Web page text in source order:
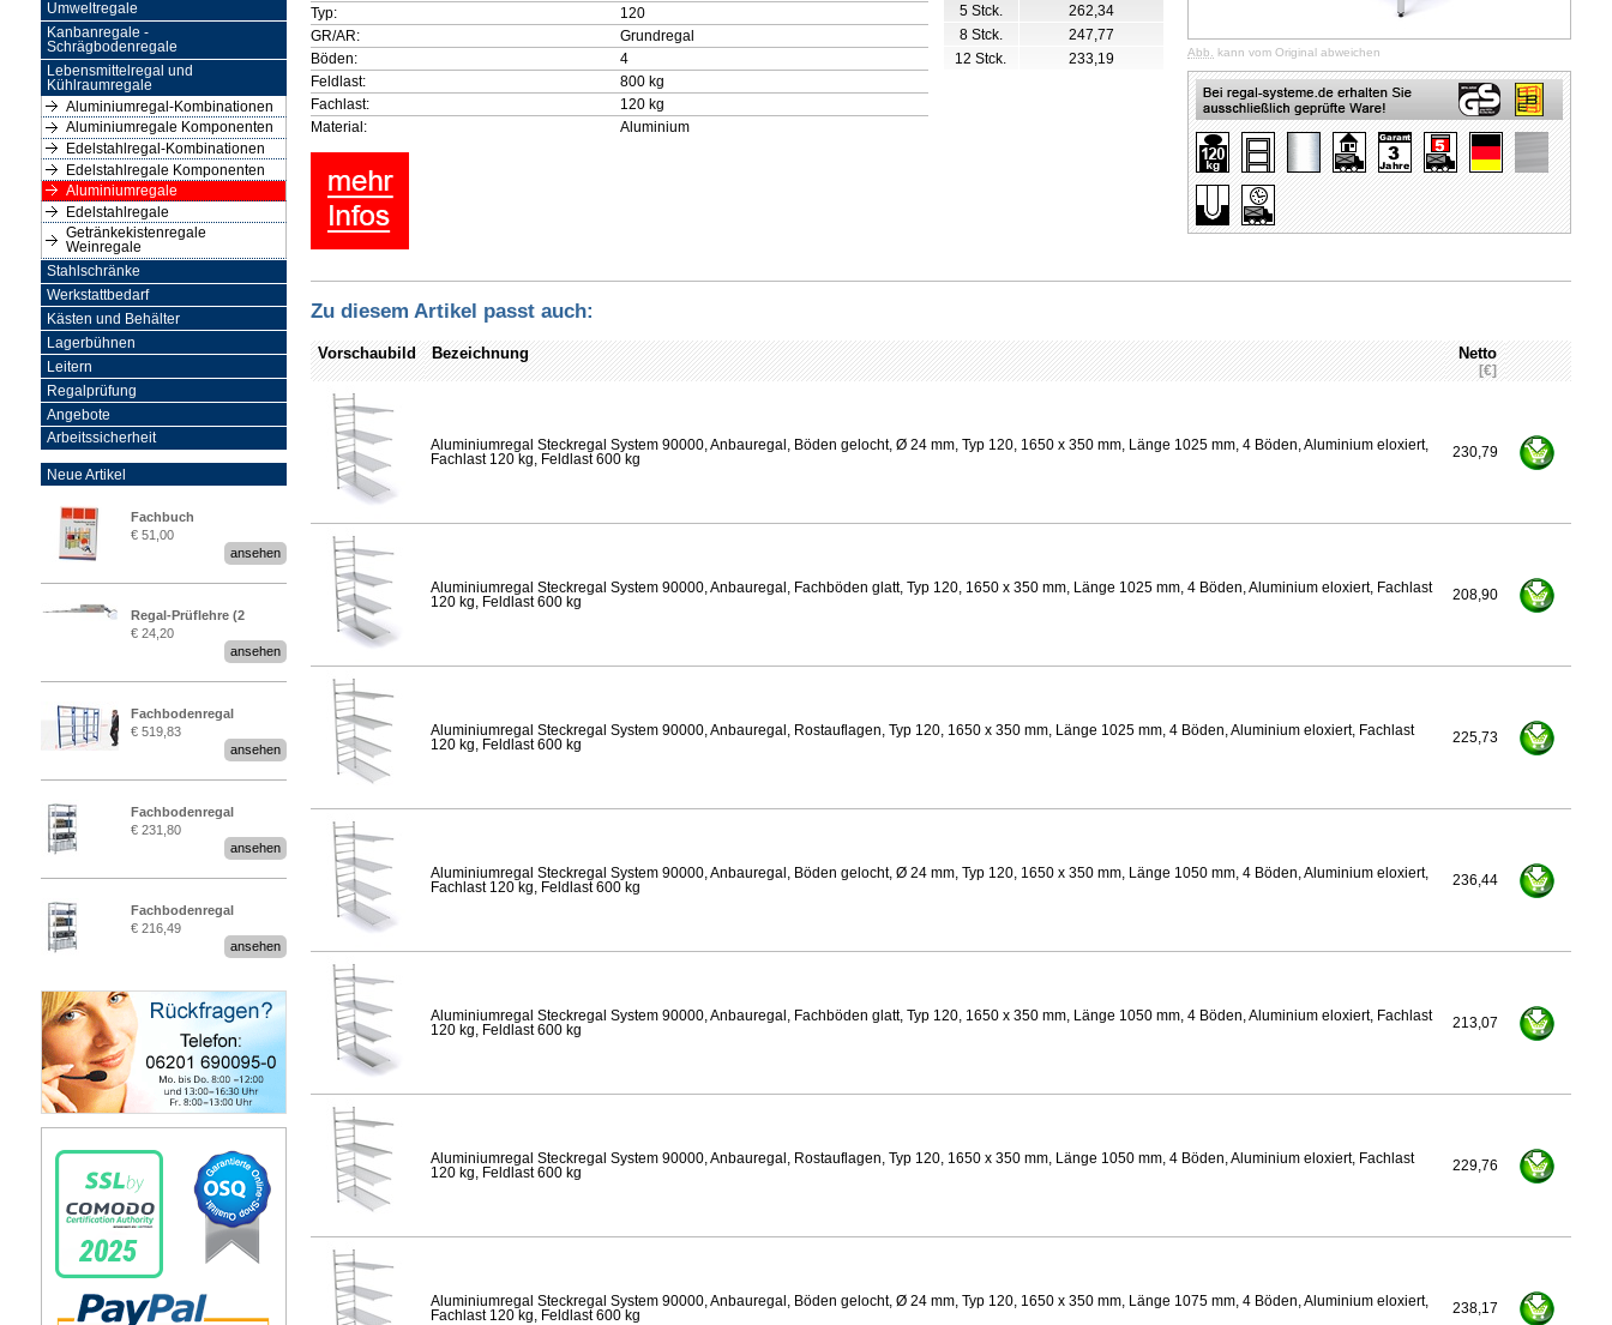
Umweltregale
Kanbanregale -
Schrägbodenregale
Lebensmittelregal und
Kühlraumregale
Aluminiumregal-Kombinationen
Aluminiumregale Komponenten
Edelstahlregal-Kombinationen
Edelstahlregale Komponenten
Aluminiumregale
Edelstahlregale
Getränkekistenregale
Weinregale
Stahlschränke
Werkstattbedarf
Kästen und Behälter
Lagerbühnen
Leitern
Regalprüfung
Angebote
Arbeitssicherheit
Neue Artikel
Fachbuch
„Regalprüfung nach DIN
€ 51,00
ansehen
Regal-Prüflehre (2
Stück)
€ 24,20
ansehen
Fachbodenregal
Stecksystem MultiPlus
2,25 Meter breit
€ 519,83
ansehen
Fachbodenregal
Stecksystem MultiPlus
€ 231,80
ansehen
Fachbodenregal
Stecksystem MultiPlus
€ 216,49
ansehen
Abb. kann vom Original abweichen
5 Stck.
262,34
8 Stck.
247,77
12 Stck.
233,19
Typ:
120
GR/AR:
Grundregal
Böden:
4
Feldlast:
800 kg
Fachlast:
120 kg
Material:
Aluminium
Zu diesem Artikel passt auch:
Vorschaubild Bezeichnung Netto
[€]
Aluminiumregal Steckregal System 90000, Anbauregal, Böden gelocht, Ø 24 mm, Typ 120, 1650 x 350 mm, Länge 1025 mm, 4 Böden, Aluminium eloxiert,
Fachlast 120 kg, Feldlast 600 kg
230,79
Aluminiumregal Steckregal System 90000, Anbauregal, Fachböden glatt, Typ 120, 1650 x 350 mm, Länge 1025 mm, 4 Böden, Aluminium eloxiert, Fachlast
120 kg, Feldlast 600 kg
208,90
Aluminiumregal Steckregal System 90000, Anbauregal, Rostauflagen, Typ 120, 1650 x 350 mm, Länge 1025 mm, 4 Böden, Aluminium eloxiert, Fachlast
120 kg, Feldlast 600 kg
225,73
Aluminiumregal Steckregal System 90000, Anbauregal, Böden gelocht, Ø 24 mm, Typ 120, 1650 x 350 mm, Länge 1050 mm, 4 Böden, Aluminium eloxiert,
Fachlast 120 kg, Feldlast 600 kg
236,44
Aluminiumregal Steckregal System 90000, Anbauregal, Fachböden glatt, Typ 120, 1650 x 350 mm, Länge 1050 mm, 4 Böden, Aluminium eloxiert, Fachlast
120 kg, Feldlast 600 kg
213,07
Aluminiumregal Steckregal System 90000, Anbauregal, Rostauflagen, Typ 120, 1650 x 350 mm, Länge 1050 mm, 4 Böden, Aluminium eloxiert, Fachlast
120 kg, Feldlast 600 kg
229,76
Aluminiumregal Steckregal System 90000, Anbauregal, Böden gelocht, Ø 24 mm, Typ 120, 1650 x 350 mm, Länge 1075 mm, 4 Böden, Aluminium eloxiert,
Fachlast 120 kg, Feldlast 600 kg
238,17